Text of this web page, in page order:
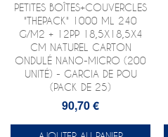
PETITES BOÎTES+COUVERCLES
"THEPACK" 1000 ML 240
G/M2 + 12PP 18,5X18,5X4
CM NATUREL CARTON
ONDULÉ NANO-MICRO (200
UNITÉ) - GARCIA DE POU
(PACK DE 25)
90,70 €